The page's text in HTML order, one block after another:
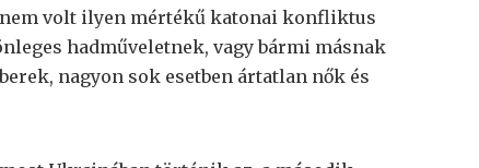
volt ilyen mértékű katonai konfliktus
hadműveletnek, vagy bármi másnak
nagyon sok esetben ártatlan nők és